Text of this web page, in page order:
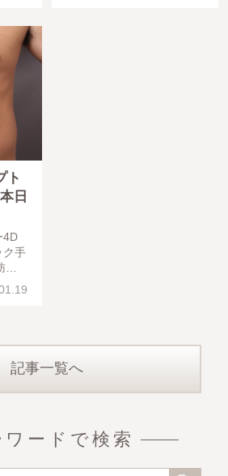
ブロ
ト
日
4D
ク手
吸
は問
仕
モ
記事一覧へ
ワードで検索